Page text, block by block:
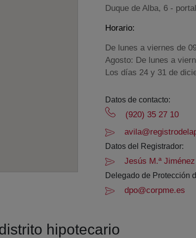
Duque de Alba, 6 -
Horario:
De lunes a viernes de
Agosto: De lunes a
Los días 24 y 31 de
Datos de contacto:
(920) 35 27 10
Datos del Registrador:
Jesús M.ª
Delegado de Protección
dpo@corpme.es
hipotecario